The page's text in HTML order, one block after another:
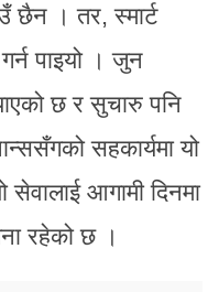
छैन । तर, स्मार्ट
पाइयो । जुन
छ र सुचारु पनि
सहकार्यमा यो
सेवालाई आगामी दिनमा
रहेको छ ।